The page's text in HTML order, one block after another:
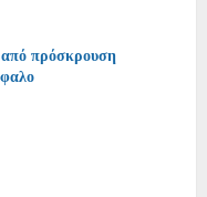
πρόσκρουση